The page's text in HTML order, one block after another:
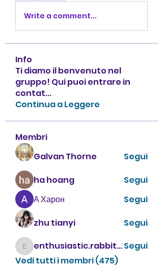
Write a comment...
Info
Ti diamo il benvenuto nel
gruppo! Qui puoi entrare in
contat...
Continua a Leggere
Membri
Galvan Thorne
Segui
ha hoang
Segui
А Харон
Segui
zhu tianyi
Segui
enthusiastic.rabbit.uhur enthusiastic.rabbit.uhurSegui
Vedi tutti i membri (475)